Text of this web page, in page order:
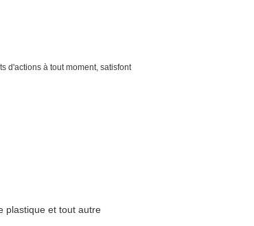
d'actions à tout moment, satisfont
plastique et tout autre